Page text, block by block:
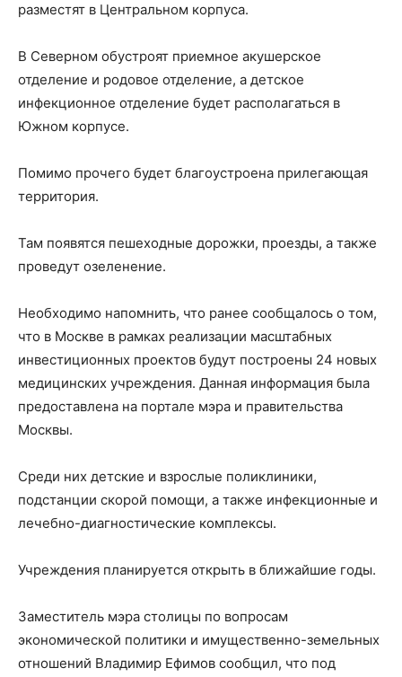
разместят в Центральном корпуса.
В Северном обустроят приемное акушерское
отделение и родовое отделение, а детское
инфекционное отделение будет располагаться в
Южном корпусе.
Помимо прочего будет благоустроена прилегающая
территория.
Там появятся пешеходные дорожки, проезды, а также
проведут озеленение.
Необходимо напомнить, что ранее сообщалось о том,
что в Москве в рамках реализации масштабных
инвестиционных проектов будут построены 24 новых
медицинских учреждения. Данная информация была
предоставлена на портале мэра и правительства
Москвы.
Среди них детские и взрослые поликлиники,
подстанции скорой помощи, а также инфекционные и
лечебно-диагностические комплексы.
Учреждения планируется открыть в ближайшие годы.
Заместитель мэра столицы по вопросам
экономической политики и имущественно-земельных
отношений Владимир Ефимов сообщил, что под